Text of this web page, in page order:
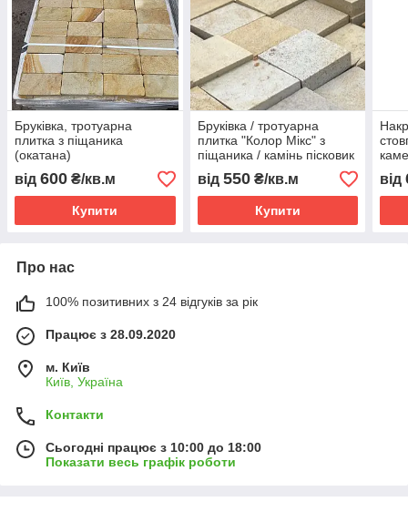
Бруківка, тротуарна
плитка з піщаника
(окатана)
від 600 ₴/кв.м
Купити
Бруківка / тротуарна
плитка "Колор Мікс" з
піщаника / камінь пісковик
для мощення доріжок
від 550₴/кв.м
Купити
від
Про нас
100% позитивних з 24 відгуків за рік
Працює з 28.09.2020
м. Київ
Київ, Україна
Контакти
Сьогодні працює з 10:00 до 18:00
Показати весь графік роботи